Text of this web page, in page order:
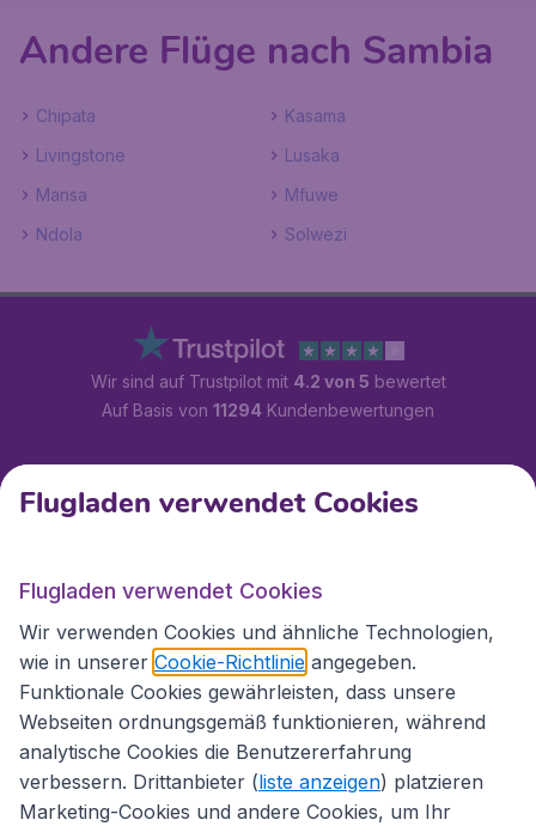
Andere Flüge nach Sambia
Chipata
Kasama
Livingstone
Lusaka
Mansa
Mfuwe
Ndola
Solwezi
Wir sind auf Trustpilot mit 4.2 von 5 bewertet
Auf Basis von 11294 Kundenbewertungen
Kundenservice
Flugladen.at
Internationale Webseiten
Flugladen verwendet Cookies
Flugladen verwendet Cookies
Wir verwenden Cookies und ähnliche Technologien,
wie in unserer Cookie-Richtlinie angegeben.
Funktionale Cookies gewährleisten, dass unsere
Webseiten ordnungsgemäß funktionieren, während
analytische Cookies die Benutzererfahrung
verbessern. Drittanbieter (liste anzeigen) platzieren
Marketing-Cookies und andere Cookies, um Ihr